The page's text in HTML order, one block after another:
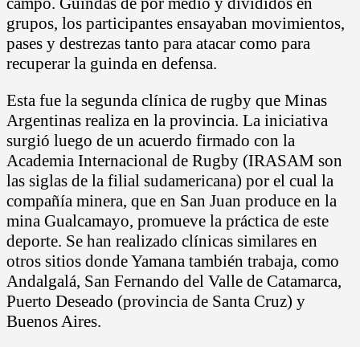
grupos, los participantes ensayaban movimientos,
pases y destrezas tanto para atacar como para
recuperar la guinda en defensa.
Esta fue la segunda clínica de rugby que Minas
Argentinas realiza en la provincia. La iniciativa
surgió luego de un acuerdo firmado con la
Academia Internacional de Rugby (IRASAM son
las siglas de la filial sudamericana) por el cual la
compañía minera, que en San Juan produce en la
mina Gualcamayo, promueve la práctica de este
deporte. Se han realizado clínicas similares en
otros sitios donde Yamana también trabaja, como
Andalgalá, San Fernando del Valle de Catamarca,
Puerto Deseado (provincia de Santa Cruz) y
Buenos Aires.